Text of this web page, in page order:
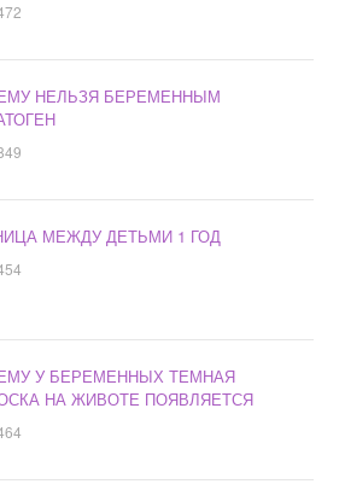
НЕЛЬЗЯ БЕРЕМЕННЫМ
МЕЖДУ ДЕТЬМИ 1 ГОД
У БЕРЕМЕННЫХ ТЕМНАЯ
НА ЖИВОТЕ ПОЯВЛЯЕТСЯ